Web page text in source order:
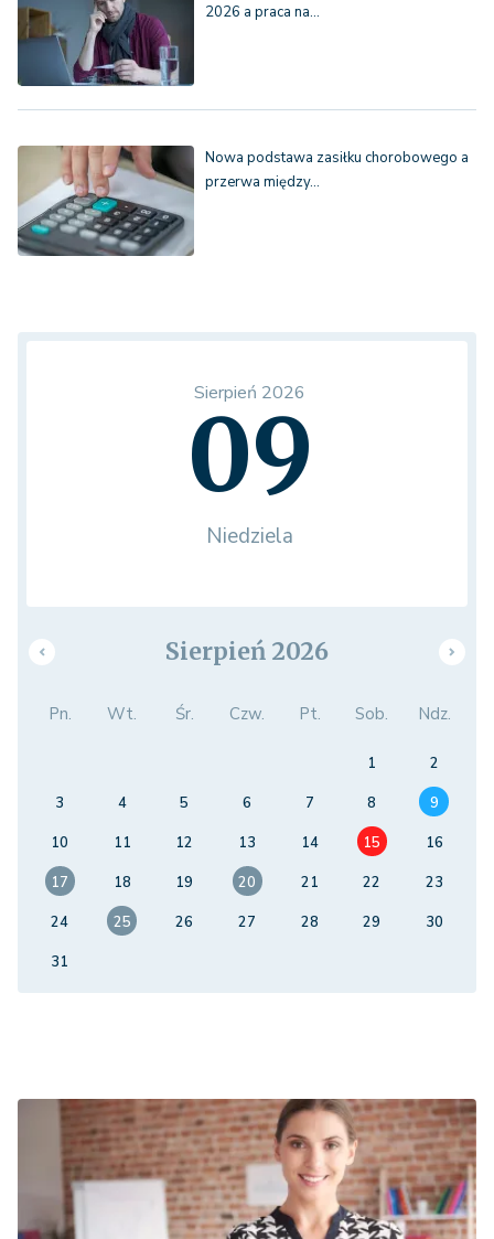
2026 a praca na…
Nowa podstawa zasiłku chorobowego a
przerwa między…
Sierpień 2026
09
Niedziela
Sierpień 2026
Pn. Wt. Śr. Czw. Pt. Sob. Ndz.
1
2
3
4 5 6 7 8
9
10
11 12 13 14 15
16
17
18 19 20 21 22
23
24
25 26 27 28 29
30
31